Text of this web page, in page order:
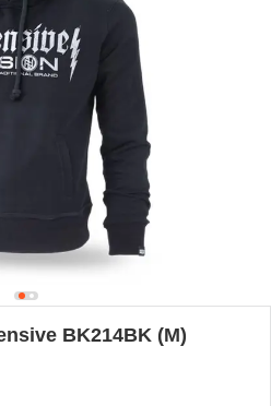
BK214BK (M)